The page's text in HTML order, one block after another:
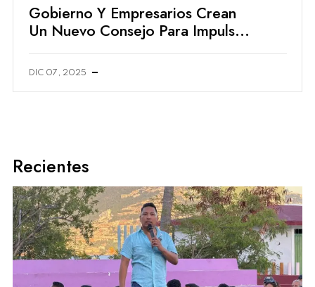
Gobierno Y Empresarios Crean
Un Nuevo Consejo Para Impulsar
Inversiones En México
DIC 07, 2025
Recientes